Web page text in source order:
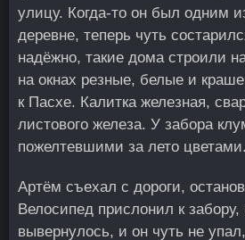
улицу. Когда-то он был одним
деревне, теперь чуть
надёжно, такие дома строили
на окнах резные, белые и
к Пасхе. Калитка железная,
листового железа. У забора
пожелтевшими за лето цветами.
Артём съехал с дороги,
Велосипед прислонил к забору,
вывернулось, и он чуть не